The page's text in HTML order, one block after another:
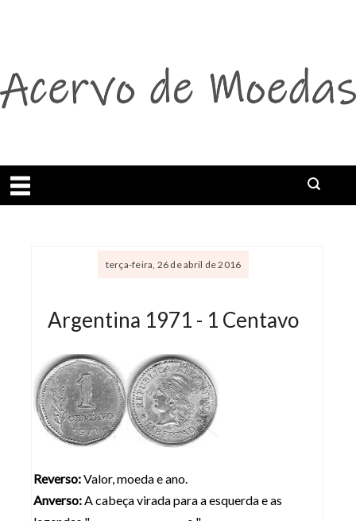
Abrir menu
Buscar
terça-feira, 26 de abril de 2016
Argentina 1971 - 1 Centavo
Reverso:Valor, moeda e ano.
Anverso:A cabeça virada para a esquerda e as